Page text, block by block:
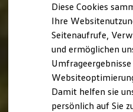
Behörden
Direktkunden
Anpfiff zum Gewinn
Elektromobilität
Elektroautos
ID. Tutorials
ID. EVERY1
Reichweite
Diese Cookies
Ihre
Seitenaufrufe,
und ermöglichen
Damit helfen sie
persönlich auf Sie